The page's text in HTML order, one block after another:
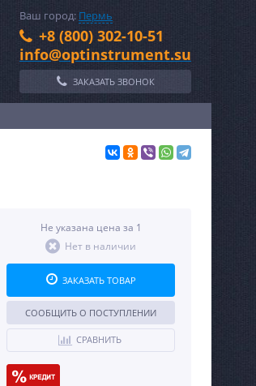
Ваш город: Пермь
+8 (800) 302-10-51
info@optinstrument.su
ЗАКАЗАТЬ ЗВОНОК
Не указана цена за 1
Нет в наличии
ЗАКАЗАТЬ ТОВАР
СООБЩИТЬ О ПОСТУПЛЕНИИ
СРАВНИТЬ